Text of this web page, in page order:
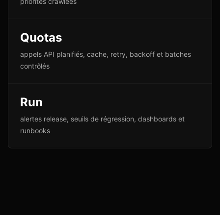
Quotas
appels API planifiés, cache, retry, backoff et batches
contrôlés
Run
alertes release, seuils de régression, dashboards et
runbooks